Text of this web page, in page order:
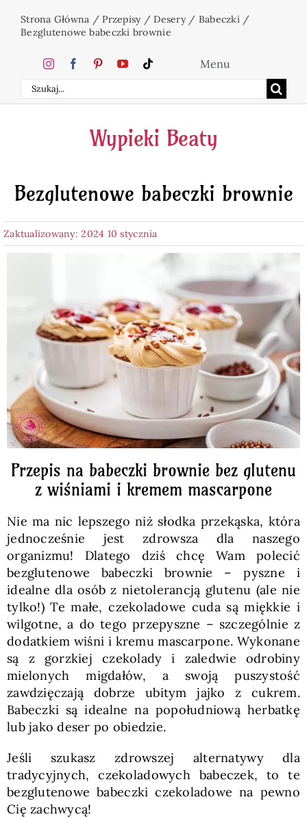
zawartości
Strona Główna /Przepisy/Desery/ Babeczki/
Bezglutenowe babeczki brownie
Szukaj
Menu
Home
Ciasta
Desery
Napoje
Pieczywo
Przetwory
Posiłki
Zdrowo i fit
SKLEP
Polski
Wypieki Beaty
Bezglutenowe babeczki brownie
Zaktualizowany: 2024 10 stycznia
Przepis na babeczki brownie bez glutenu
z wiśniami i kremem mascarpone
Nie ma nic lepszego niż słodka przekąska, która
jednocześnie jest zdrowsza dla naszego
organizmu! Dlatego dziś chcę Wam polecić
bezglutenowe babeczki brownie – pyszne i
idealne dla osób z nietolerancją glutenu (ale nie
tylko!) Te małe, czekoladowe cuda są miękkie i
wilgotne, a do tego przepyszne – szczególnie z
dodatkiem wiśni i kremu mascarpone. Wykonane
są z gorzkiej czekolady i zaledwie odrobiny
mielonych migdałów, a swoją puszystość
zawdzięczają dobrze ubitym jajko z cukrem.
Babeczki są idealne na popołudniową herbatkę
lub jako deser po obiedzie.
Jeśli szukasz zdrowszej alternatywy dla
tradycyjnych, czekoladowych babeczek, to te
bezglutenowe babeczki czekoladowe na pewno
Cię zachwycą!